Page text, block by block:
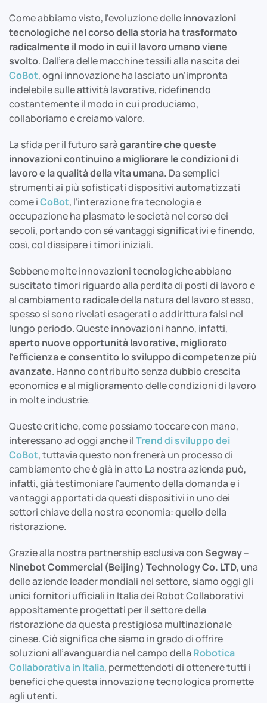
Come abbiamo visto, l’evoluzione delleinnovazioni
tecnologiche nel corso della storia ha trasformato
radicalmente il modo in cui il lavoro umano viene
svolto. Dall’era delle macchine tessili alla nascita dei
CoBot, ogni innovazione ha lasciato un’impronta
indelebile sulle attività lavorative, ridefinendo
costantemente il modo in cui produciamo,
collaboriamo e creiamo valore.
La sfida per il futuro saràgarantire che queste
innovazioni continuino a migliorare le condizioni di
lavoro e la qualità della vita umana. Da semplici
strumenti ai più sofisticati dispositivi automatizzati
come iCoBot, l’interazione fra tecnologia e
occupazione ha plasmato le società nel corso dei
secoli, portando con sé vantaggi significativi e finendo,
così, col dissipare i timori iniziali.
Sebbene molte innovazioni tecnologiche abbiano
suscitato timori riguardo alla perdita di posti di lavoro e
al cambiamento radicale della natura del lavoro stesso,
spesso si sono rivelati esagerati o addirittura falsi nel
lungo periodo. Queste innovazioni hanno, infatti,
aperto nuove opportunità lavorative, migliorato
l’efficienza e consentito lo sviluppo di competenze più
avanzate. Hanno contribuito senza dubbio crescita
economica e al miglioramento delle condizioni di lavoro
in molte industrie.
Queste critiche, come possiamo toccare con mano,
interessano ad oggi anche ilTrend di sviluppo dei
CoBot, tuttavia questo non frenerà un processo di
cambiamento che è già in atto La nostra azienda può,
infatti, già testimoniare l’aumento della domanda e i
vantaggi apportati da questi dispositivi in uno dei
settori chiave della nostra economia: quello della
ristorazione.
Grazie alla nostra partnership esclusiva con Segway –
Ninebot Commercial (Beijing) Technology Co. LTD, una
delle aziende leader mondiali nel settore, siamo oggi gli
unici fornitori ufficiali in Italia dei Robot Collaborativi
appositamente progettati per il settore della
ristorazione da questa prestigiosa multinazionale
cinese. Ciò significa che siamo in grado di offrire
soluzioni all’avanguardia nel campo della Robotica
Collaborativa in Italia, permettendoti di ottenere tutti i
benefici che questa innovazione tecnologica promette
agli utenti.